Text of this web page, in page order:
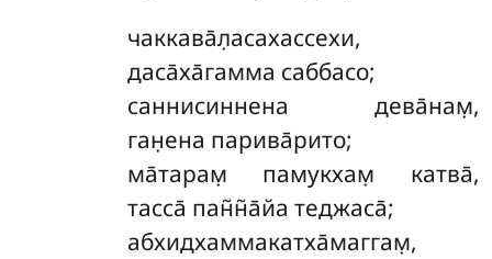
чаккава̄л̣асахассехи,
даса̄ха̄гамма саббасо;
саннисиннена дева̄нам̣,
ган̣ена парива̄рито;
ма̄тарам̣ памукхам̣ катва̄,
тасса̄ пан̃н̃а̄йа теджаса̄;
абхидхаммакатха̄маггам̣,